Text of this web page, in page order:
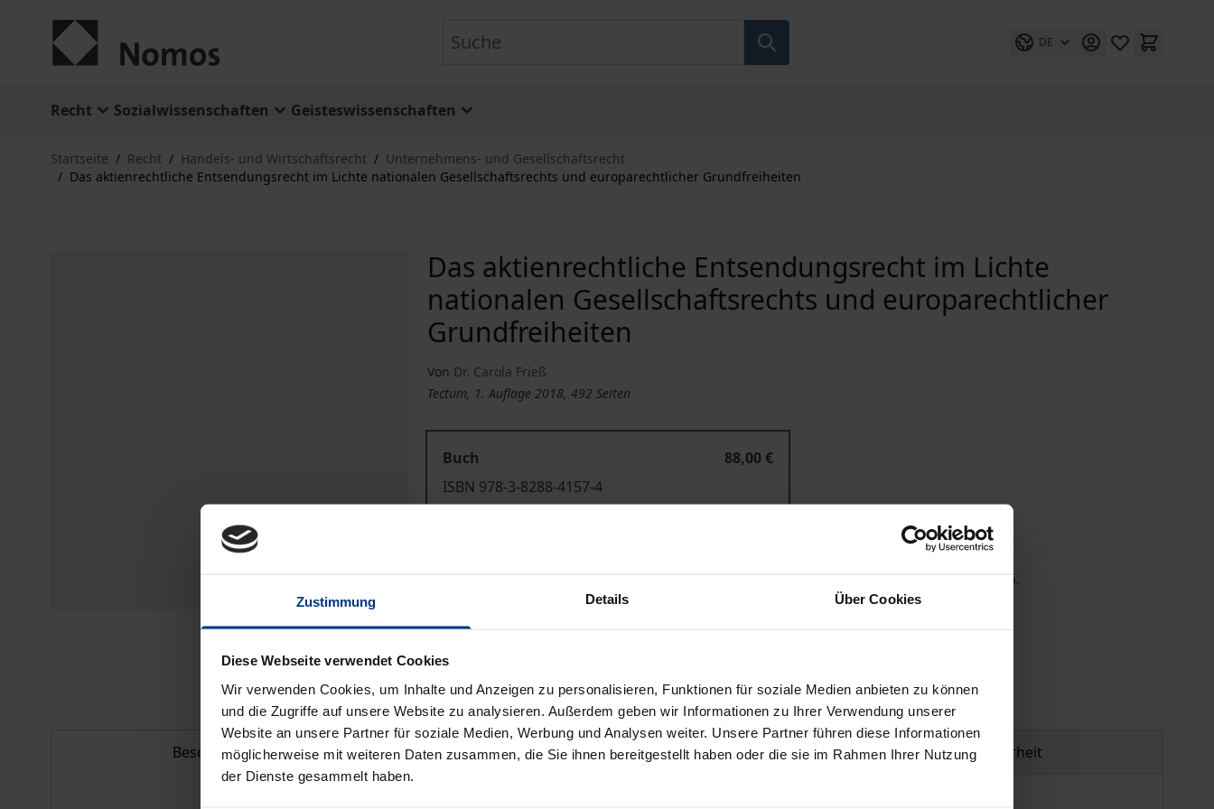
Zustimmung Details Über Cookies
Diese Webseite verwendet Cookies
Wir verwenden Cookies, um Inhalte und Anzeigen zu personalisieren, Funktionen für soziale Medien anbieten zu können
und die Zugriffe auf unsere Website zu analysieren. Außerdem geben wir Informationen zu Ihrer Verwendung unserer
Website an unsere Partner für soziale Medien, Werbung und Analysen weiter. Unsere Partner führen diese Informationen
möglicherweise mit weiteren Daten zusammen, die Sie ihnen bereitgestellt haben oder die sie im Rahmen Ihrer Nutzung
der Dienste gesammelt haben.
DE
Recht Sozialwissenschaften Geisteswissenschaften
Startseite / Recht / Handels- und Wirtschaftsrecht / Unternehmens- und Gesellschaftsrecht
/ Das aktienrechtliche Entsendungsrecht im Lichte nationalen Gesellschaftsrechts und europarechtlicher Grundfreiheiten
Das aktienrechtliche Entsendungsrecht im Lichte
nationalen Gesellschaftsrechts und europarechtlicher
Grundfreiheiten
Von Dr. Carola Frieß
Tectum, 1. Auflage 2018, 492 Seiten
Buch
88,00 €
ISBN 978-3-8288-4157-4
Preisangaben inkl. MwSt. Abhängig von der Lieferadresse kann die MwSt. an der Kasse variieren.
In den Warenkorb
Hinweise zu Versandkosten
Beschreibung Bibliografische Angaben Produktsicherheit